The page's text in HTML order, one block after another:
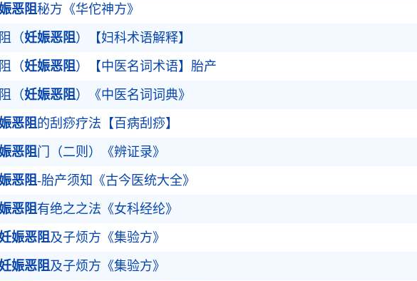
恶阻秘方《华佗神方》
（妊娠恶阻）【妇科术语解释】
（妊娠恶阻）【中医名词术语】胎产
（妊娠恶阻）《中医名词词典》
恶阻的刮痧疗法【百病刮痧】
恶阻门（二则）《辨证录》
恶阻-胎产须知《古今医统大全》
恶阻有绝之之法《女科经纶》
娠恶阻及子烦方《集验方》
娠恶阻及子烦方《集验方》